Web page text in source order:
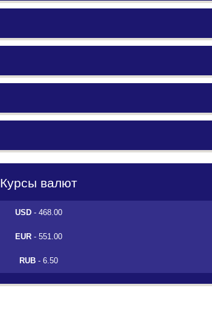
Курсы валют
USD- 468.00
EUR- 551.00
RUB- 6.50